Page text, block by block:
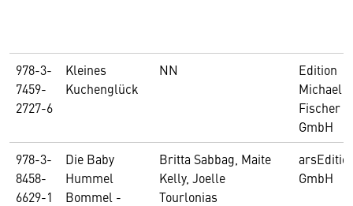
978-3-
7459-
2727-6
Kleines
Kuchenglück
NN
Edition
Michael
Fischer
GmbH
978-3-
8458-
6629-1
Die Baby
Hummel
Bommel -
Britta Sabbag, Maite
Kelly, Joelle
Tourlonias
GmbH